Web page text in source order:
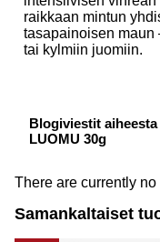
raikkaan mintun
tasapainoisen maun
tai kylmiin juomiin.
Blogiviestit
LUOMU 30g
There are currently
Samankaltaiset